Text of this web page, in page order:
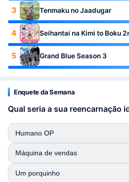
3 Tenmaku no Jaadugar
4 Seihantai na Kimi to Boku
5 Grand Blue Season 3
Enquete da Semana
Qual seria a sua reencarnação
Humano OP
Máquina de vendas
Um porquinho